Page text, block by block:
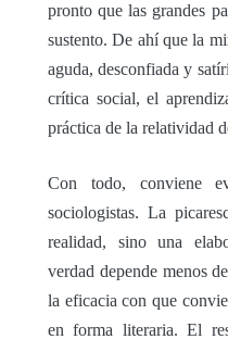
pronto que las grandes
sustento. De ahí que la
aguda, desconfiada y
crítica social, el
práctica de la relatividad
Con todo, conviene
sociologistas. La
realidad, sino una
verdad depende menos
la eficacia con que
en forma literaria. El